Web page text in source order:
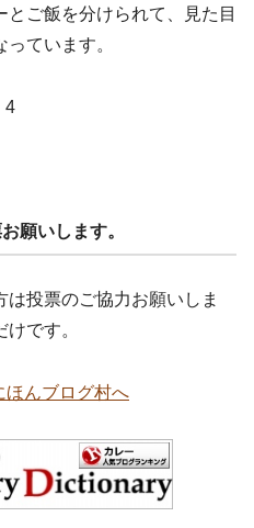
ご飯を分けられて、見た目
ています。
4
願いします。
投票のご協力お願いしま
です。